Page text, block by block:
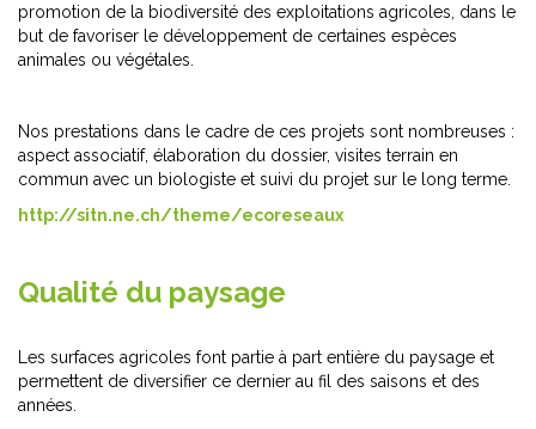
promotion de la biodiversité des exploitations agricoles, dans le
but de favoriser le développement de certaines espèces
animales ou végétales.
Nos prestations dans le cadre de ces projets sont nombreuses :
aspect associatif, élaboration du dossier, visites terrain en
commun avec un biologiste et suivi du projet sur le long terme.
http://sitn.ne.ch/theme/ecoreseaux
Qualité du paysage
Les surfaces agricoles font partie à part entière du paysage et
permettent de diversifier ce dernier au fil des saisons et des
années.